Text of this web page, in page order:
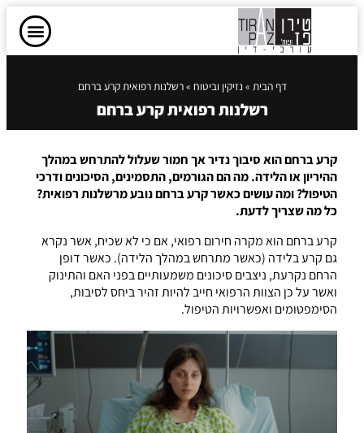
דף הבית » נזיקין וביטוח »רשלנות רפואית קרע ברחם
רשלנות רפואית קרע ברחם
קרע ברחם הוא סיבוך נדיר אך חמור שעלול להתרחש במהלך
ההיריון או הלידה. מה הם הגורמים, התסמינים, הסיכונים ודרכי
הטיפול? ומה עושים כאשר קרע ברחם נובע מרשלנות רפואית?
כל מה שצריך לדעת.
קרע ברחם הוא מקרה חירום רפואי, אם כי לא שכיח, אשר נקרא
גם קרע בלידה (כאשר מתרחש במהלך הלידה). כאשר דופן
הרחם נקרעת, ניצבים סיכונים משמעותיים בפני האם והתינוק
ואשר על כן הצוות הרפואי חייב להיות זהיר ביחס לסיבות,
הסימפטומים ואפשרויות הטיפול.